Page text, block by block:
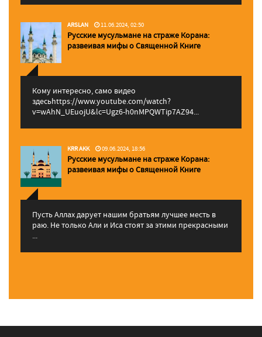
ARSLAN 11.06.2024, 02:50
Русские мусульмане на страже Корана:
pазвеивая мифы о Священной Книге
Кому интересно, само видео
здесьhttps://www.youtube.com/watch?
v=wAhN_UEuojU&lc=Ugz6-h0nMPQWTip7AZ94...
KRR AKK 09.06.2024, 18:56
Русские мусульмане на страже Корана:
pазвеивая мифы о Священной Книге
Пусть Аллах дарует нашим братьям лучшее месть в
раю. Не только Али и Иса стоят за этими прекрасными
...